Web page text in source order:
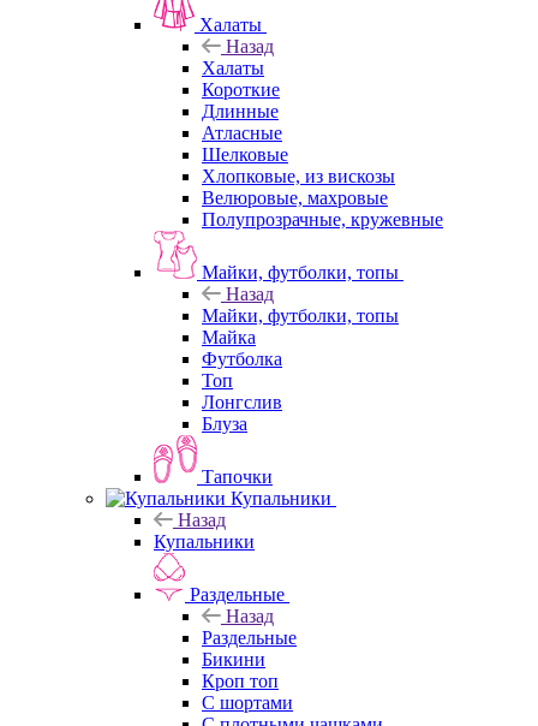
Халаты
Назад
Халаты
Короткие
Длинные
Атласные
Шелковые
Хлопковые, из вискозы
Велюровые, махровые
Полупрозрачные, кружевные
Майки, футболки, топы
Назад
Майки, футболки, топы
Майка
Футболка
Топ
Лонгслив
Блуза
Тапочки
Купальники
Назад
Купальники
Раздельные
Назад
Раздельные
Бикини
Кроп топ
С шортами